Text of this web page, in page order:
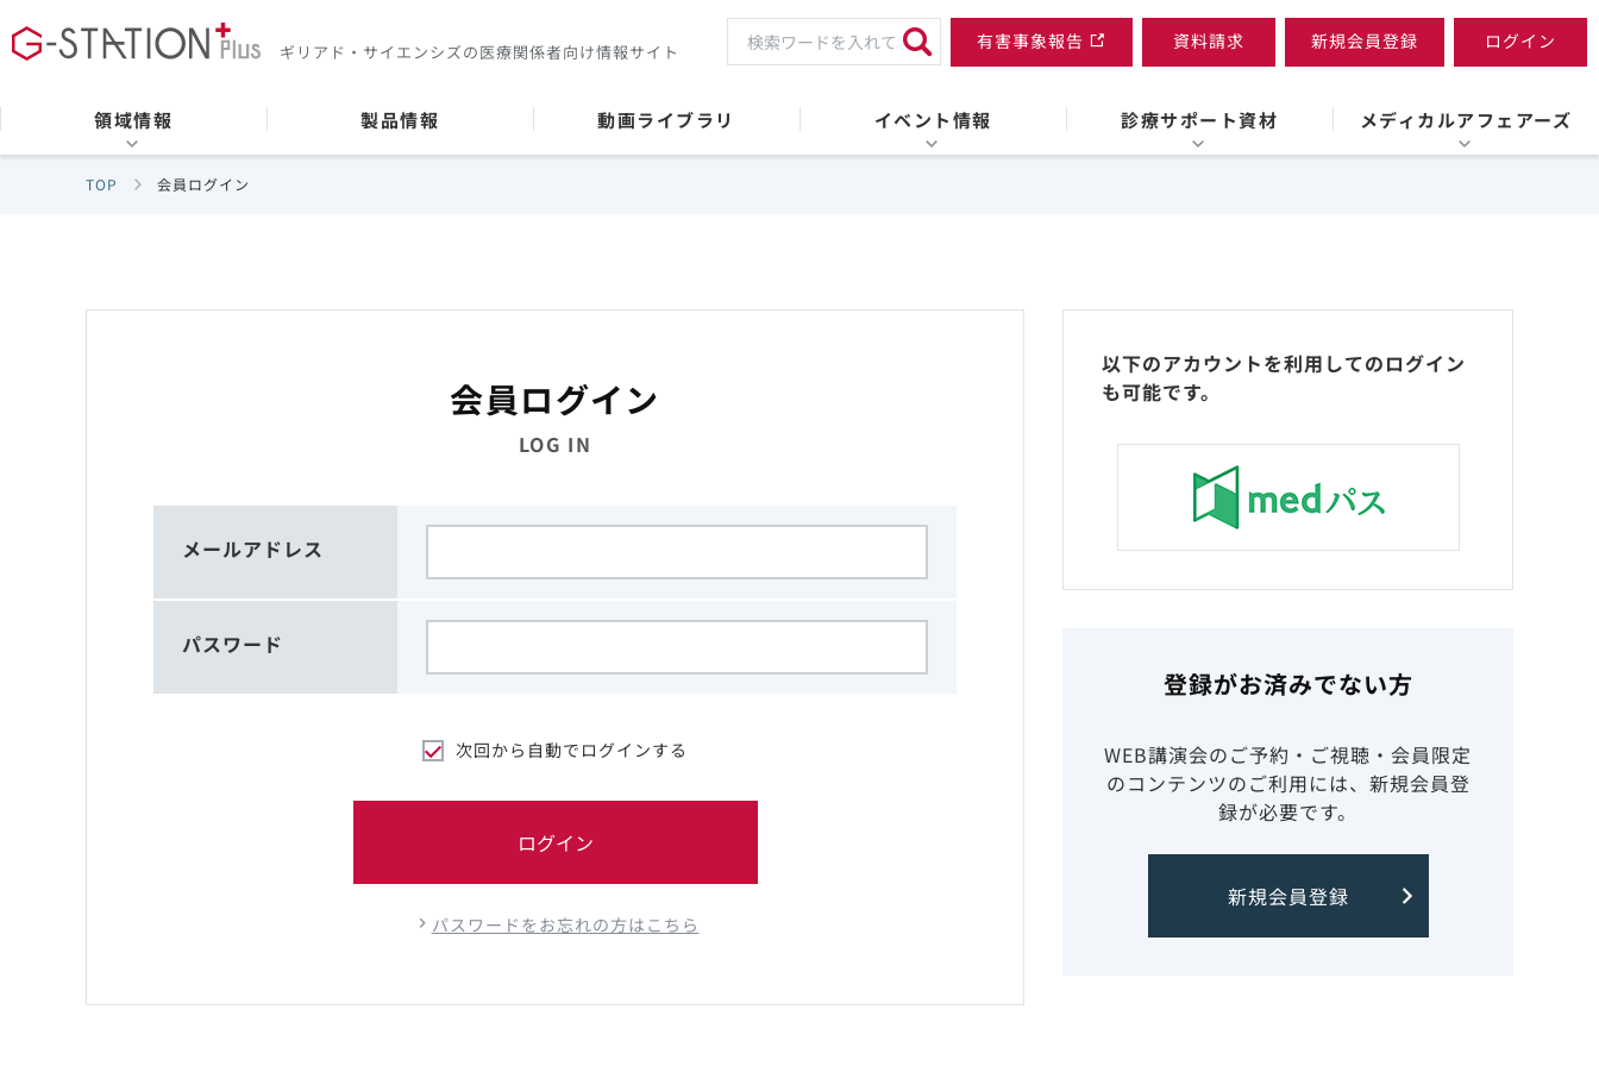
ギリアド・サイエンシズの医療関係者向け情報サイト 有害事象報告 資料請求 新規会員登録 ログイン
領域情報 製品情報 動画ライブラリ イベント情報 診療サポート資材 メディカルアフェアーズ
TOP 会員ログイン
会員ログイン
LOG IN
メールアドレス
パスワード
次回から自動でログインする
ログイン
パスワードをお忘れの方はこちら
以下のアカウントを利用してのログイン
も可能です。
登録がお済みでない方
WEB講演会のご予約・ご視聴・会員限定
のコンテンツのご利用には、新規会員登
録が必要です。
新規会員登録